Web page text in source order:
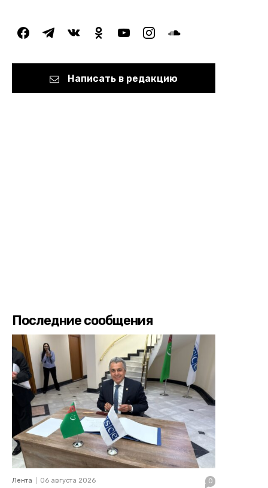
facebooktelegramvkontakteodnoklassniki
youtubeinstagramsoundcloud
Написать в редакцию
Последние сообщения
Лента 06 августа 2026 0